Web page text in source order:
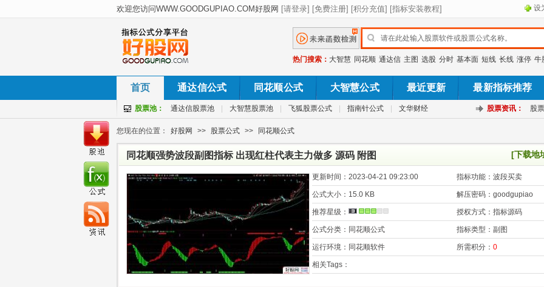
设
热门搜索： 大智慧 同花顺 通达信 主图 选股 分时 基本面 短线 长线 涨停 牛
首页 通达信公式 同花顺公式 大智慧公式 最近更新 最新指标推荐
股票池： 通达信股票池 大智慧股票池 飞狐股票公式 指南针公式 文华财经 股票资讯： 股
您现在的位置： 好股网 >> 股票公式 >> 同花顺公式
同花顺强势波段副图指标 出现红柱代表主力做多 源码 附图 [下载地
更新时间： 2023-04-21 09:23:00 指标功能： 波段买卖
公式大小： 15.0 KB 解压密码： goodgupiao
推荐星级： 授权方式： 指标源码
公式分类： 同花顺公式 指标类型： 副图
运行环境： 同花顺软件 所需积分： 0
相关Tags：